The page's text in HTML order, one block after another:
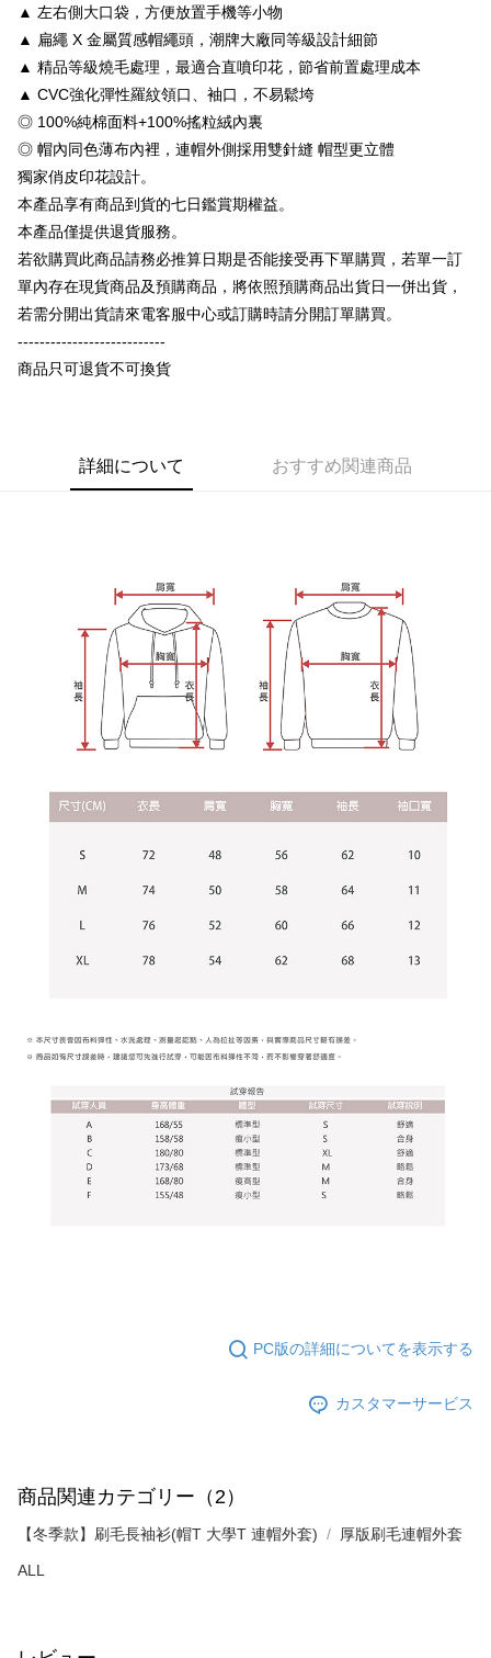
台湾楽天クレジットカード会社
台新國際商業銀行
中国信託商業銀行
台湾楽天クレジットカード会社
元大商業銀行
永豐商業銀行
玉山商業銀行
星展(台湾)商業銀行
台湾楽天クレジットカード会社
Easy Wallet
Google Pay
Plus Pay
OP Pay Later
説明
1. 本サービスは台湾大哥大によって提供され、台湾大哥大のユーザーは追
加の申請なしで即時に利用可能です。
2. 支払い方法で「OP Pay Later」を選択すると、注文が成立した後に自動
的に OP Pay Later の取引プロセスに移行し、携帯番号を確認後、分割払
いの回数や支払い期限を選択し、支払いを確認すると取引が完了します。
3. 実際の承認額、分割回数および費用については、後続の取引確認ページ
4. 注文成立後30分以内に確認取引を行わない場合や審査が通過しない場
合、注文は自動的にキャンセルされます。「転専審査」に未通過の状況が
【支払い方法の説明】
1. 分割払いの金額は電信請求書に統合されず、「OP Pay Later」は毎月の
1. 本サービスは「台湾大哥大株式会社」（以下「当社」といいます）によ
って提供され、ユーザーが取引時に本サービスを通じて商品やサービスを
購入できるようにし、店舗が売買／分割払い売買の債権を当社に譲渡した
後、契約に基づいて当社の請求書で帳款を支払うことになります。
2. 「OP Pay Later」を利用する契約関係の目的から、店舗はあなたの個人
情報（名前、電話または住所を含む）を台湾大哥大に提供し、収集、処理
および利用するために、当社があなた本人と分割請求書に必要な情報の確
さい：https://oppay.tw/userRule
AFTEE代金後払い
説明
一、 AFTEE代金後払いについて
1.お支払い方法でAFTEE代金後払いを選択すると、携帯電話認証ウィンド
ウが表示されます。
2.SMSで認証してお支払い手続を進めてください。
4.ご注文が完了すると、携帯に支払い通知のSMSが届きます。アプリ会員
グでお支払いください。
代金納付期限は最短で 14 日以内ですので、ご注意ください。AFTEE アプ
とに計算されます。AFTEEで注文すると、商品を受け取るまで支払い期限
を延長できますが、商品を期限内に受け取れない場合があります（例：予
約商品や商品到着日が比較的遅い商品）。そのため、商品到着の有無に関
わらず、AFTEEで指定された期限内にお支払いください。
二、支払い限度額
1.初回 AFTEEを ご利用の際に、認証結果及び当社の審査の結果に基づ
き、限度額が設定されます。
2.決済金額は最低NT$20です。
三、利用規約「AFTEE代金後払い」（以下当サービスという）はネットプ
ます。当サービスご利用の際に提供しなければならない個人情報（注文者
限らない）は、AFTEEに渡され当サービスで必要な範囲内で利用されま
ームページの『個人情報の収集、処理及び利用に関する声明』をご参照く
の同意を得ればAFTEEをご利用いただけます。
個人情報の処理、利用について疑問がある、または関連する法律の権利を
行使したい場合は、ネットプロテクションズ
cs_tw@netprotections.co.jp
にご連絡ください。上記に示した個人情報を、必要な購入注文書とあわせ
てAFTEEにご提供いただく、またはAFTEEにあなたの個人情報の収集、処
理、利用を許可することににご同意いただけない場合は、当サービスを選
択しないでください。
配送方法
全家付款取貨
配送毎にNT$60、NT$899以上で送料無料
配送毎にNT$60、NT$899以上で送料無料
配送毎にNT$65、NT$899以上で送料無料
▲ 左右側大口袋，方便放置手機等小物
▲ 扁繩 X 金屬質感帽繩頭，潮牌大廠同等級設計細節
▲ 精品等級燒毛處理，最適合直噴印花，節省前置處理成本
▲ CVC強化彈性羅紋領口、袖口，不易鬆垮
◎ 100%純棉面料+100%搖粒絨內裏
◎ 帽內同色薄布內裡，連帽外側採用雙針縫 帽型更立體
獨家俏皮印花設計。
本產品享有商品到貨的七日鑑賞期權益。
本產品僅提供退貨服務。
若欲購買此商品請務必推算日期是否能接受再下單購買，若單一訂
單內存在現貨商品及預購商品，將依照預購商品出貨日一併出貨，
若需分開出貨請來電客服中心或訂購時請分開訂單購買。
---------------------------
商品只可退貨不可換貨
詳細について おすすめ関連商品
PC版の詳細についてを表示する
カスタマーサービス
商品関連カテゴリー（2）
【冬季款】刷毛長袖衫(帽T 大學T 連帽外套) 厚版刷毛連帽外套
ALL